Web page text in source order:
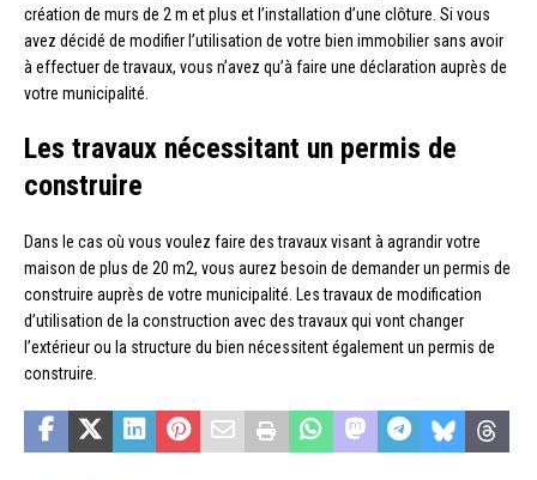
création de murs de 2 m et plus et l’installation d’une clôture. Si vous
avez décidé de modifier l’utilisation de votre bien immobilier sans avoir
à effectuer de travaux, vous n’avez qu’à faire une déclaration auprès de
votre municipalité.
Les travaux nécessitant un permis de
construire
Dans le cas où vous voulez faire des travaux visant à agrandir votre
maison de plus de 20 m2, vous aurez besoin de demander un permis de
construire auprès de votre municipalité. Les travaux de modification
d’utilisation de la construction avec des travaux qui vont changer
l’extérieur ou la structure du bien nécessitent également un permis de
construire.